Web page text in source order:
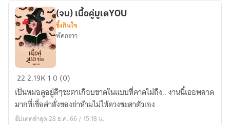
(จบ)
เนื้อ
คู่
มูเตYOU
(จบ) เนื้อคู่มูเตYOU
ซึ้งกินใจ
พัดกะวา
222.19K 10 (0)
เป็นหมอดูอยู่ดีๆชะตาเกือบขาดในแบบที่คาดไม่ถึง.. งานนี้เธอพลาด
มากที่เชื่อคำสั่งของย่าห้ามไม่ให้ดวงชะตาตัวเอง
อัปเดตล่าสุด 28 ธ.ค. 66 / 15:18 น.